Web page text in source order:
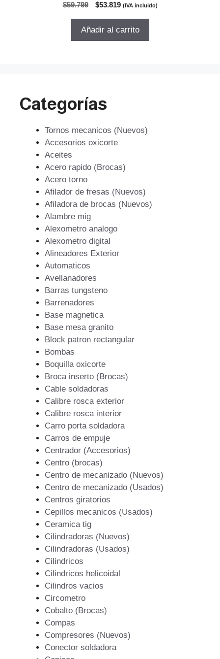
$59.799
El
original
$53.819El
actual
(IVA incluido)
Añadir al carrito
Categorías
Tornos mecanicos (Nuevos)
Accesorios oxicorte
Aceites
Acero rapido (Brocas)
Acero torno
Afilador de fresas (Nuevos)
Afiladora de brocas (Nuevos)
Alambre mig
Alexometro analogo
Alexometro digital
Alineadores Exterior
Automaticos
Avellanadores
Barras tungsteno
Barrenadores
Base magnetica
Base mesa granito
Block patron rectangular
Bombas
Boquilla oxicorte
Broca inserto (Brocas)
Cable soldadoras
Calibre rosca exterior
Calibre rosca interior
Carro porta soldadora
Carros de empuje
Centrador (Accesorios)
Centro (brocas)
Centro de mecanizado (Nuevos)
Centro de mecanizado (Usados)
Centros giratorios
Cepillos mecanicos (Usados)
Ceramica tig
Cilindradoras (Nuevos)
Cilindradoras (Usados)
Cilindricos
Cilindricos helicoidal
Cilindros vacios
Circometro
Cobalto (Brocas)
Compas
Compresores (Nuevos)
Conector soldadora